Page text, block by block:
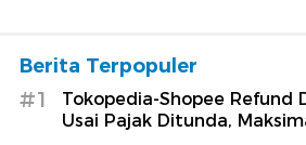
Berita Terpopuler
#1
Tokopedia-Shopee Refund
Usai Pajak Ditunda,